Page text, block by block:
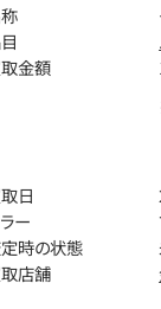
金額
日
ー
時の状態
店舗